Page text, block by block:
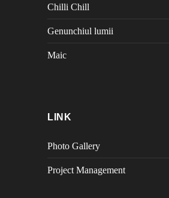
Chilli Chill
Genunchiul lumii
Maic
LINK
Photo Gallery
Project Management